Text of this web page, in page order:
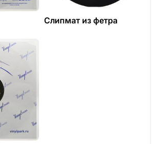
Слипмат из фетра